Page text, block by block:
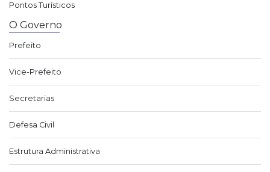
Pontos Turísticos
O Governo
Prefeito
Vice-Prefeito
Secretarias
Defesa Civil
Estrutura Administrativa